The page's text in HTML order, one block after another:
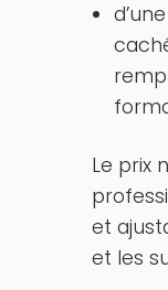
Le prix
et
et les